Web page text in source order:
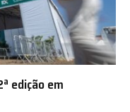
edição em